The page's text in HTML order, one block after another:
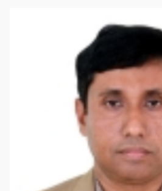
Kazi Mohammad
Rahma্‌n ,
of political
Education Enthusiast